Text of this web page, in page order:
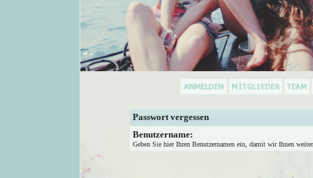
Passwort vergessen
Benutzername:
Geben Sie hier Ihren Benutzernamen ein, damit wir Ihnen